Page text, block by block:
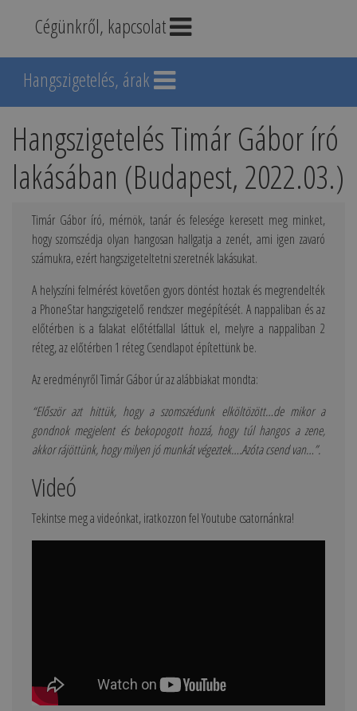
Cégünkről, kapcsolat
Hangszigetelés, árak
Hangszigetelés Timár Gábor író
lakásában (Budapest, 2022.03.)
Timár Gábor író, mérnök, tanár és felesége keresett meg minket,
hogy szomszédja olyan hangosan hallgatja a zenét, ami igen zavaró
számukra, ezért hangszigeteltetni szeretnék lakásukat.
A helyszíni felmérést követően gyors döntést hoztak és megrendelték
a PhoneStar hangszigetelő rendszer megépítését. A nappaliban és az
előtérben is a falakat előtétfallal láttuk el, melyre a nappaliban 2
réteg, az előtérben 1 réteg Csendlapot építettünk be.
Az eredményről Timár Gábor úr az alábbiakat mondta:
“Először azt hittük, hogy a szomszédunk elköltözött…de mikor a
gondnok megjelent és bekopogott hozzá, hogy túl hangos a zene,
akkor rájöttünk, hogy milyen jó munkát végeztek….Azóta csend van…”.
Videó
Tekintse meg a videónkat, iratkozzon fel Youtube csatornánkra!